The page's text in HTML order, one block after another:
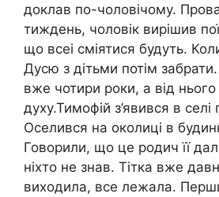
доклав по-чоловічому.
тиждень, чоловік вирішив
що всеі сміятися будуть.
Дусю з дітьми потім
вже чотири роки, а від нього
духу.Тимофій з’явився в селі
Оселився на околиці в
Говорили, що це родич її
ніхто не знав. Тітка вже
виходила, все лежала.